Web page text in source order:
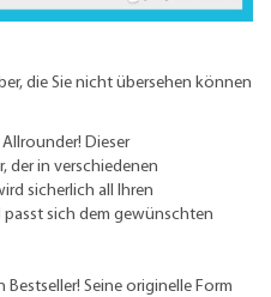
die Sie nicht übersehen können
Allrounder! Dieser
der in verschiedenen
sicherlich all Ihren
sich dem gewünschten
Bestseller! Seine originelle Form